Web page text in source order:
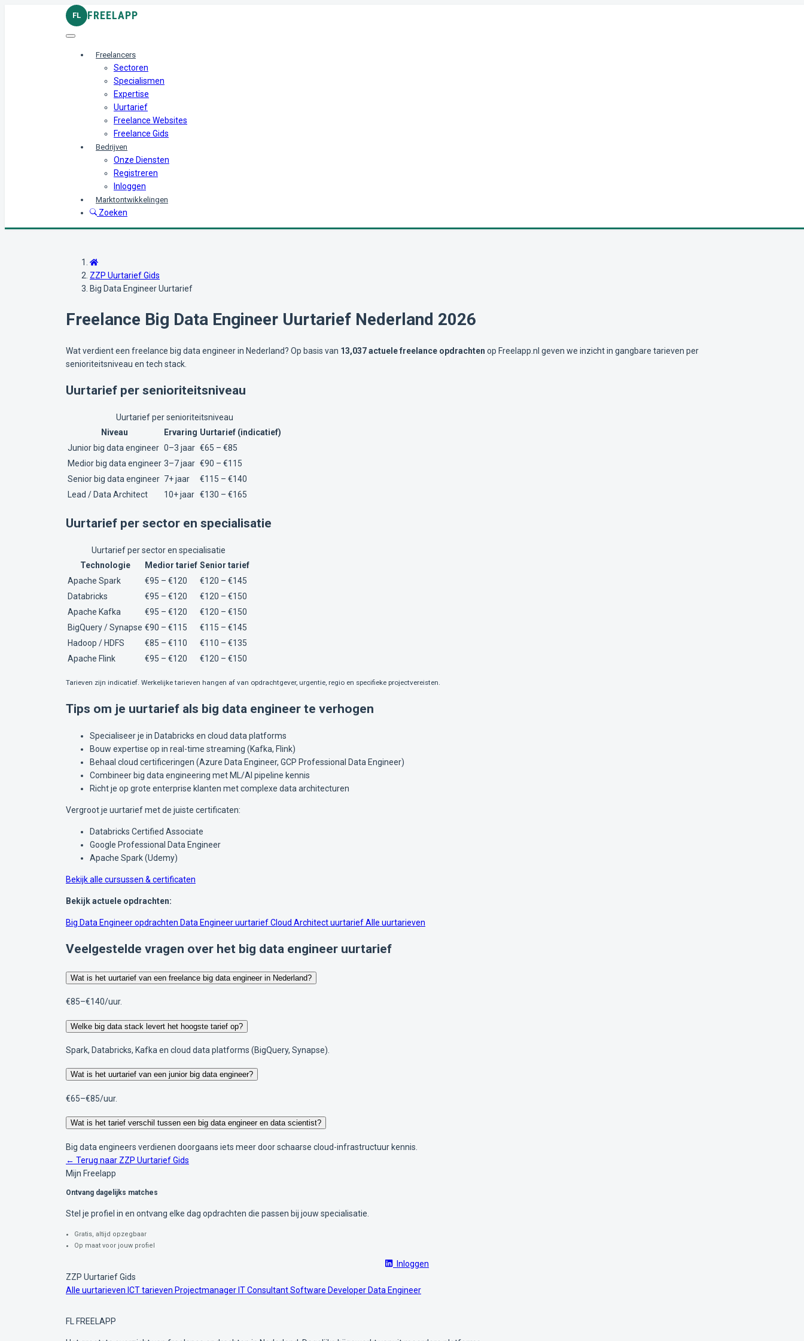
FL FREELAPP
Freelancers
Sectoren
Specialismen
Expertise
Uurtarief
Freelance Websites
Freelance Gids
Bedrijven
Onze Diensten
Registreren
Inloggen
Marktontwikkelingen
Zoeken
ZZP Uurtarief Gids
Big Data Engineer Uurtarief
Freelance Big Data Engineer Uurtarief Nederland 2026
Wat verdient een freelance big data engineer in Nederland? Op basis van 13,037 actuele freelance opdrachten op Freelapp.nl geven we inzicht in gangbare tarieven per
senioriteitsniveau en tech stack.
Uurtarief per senioriteitsniveau
Uurtarief per senioriteitsniveau
Niveau
Ervaring Uurtarief (indicatief)
Junior big data engineer 0–3 jaar €65 – €85
Medior big data engineer 3–7 jaar €90 – €115
Senior big data engineer 7+ jaar
€115 – €140
Lead / Data Architect
10+ jaar €130 – €165
Uurtarief per sector en specialisatie
Uurtarief per sector en specialisatie
Technologie
Medior tarief Senior tarief
Apache Spark
€95 – €120
€120 – €145
Databricks
€95 – €120
€120 – €150
Apache Kafka
€95 – €120
€120 – €150
BigQuery / Synapse €90 – €115
€115 – €145
Hadoop / HDFS
€85 – €110
€110 – €135
Apache Flink
€95 – €120 €120 – €150
Tarieven zijn indicatief. Werkelijke tarieven hangen af van opdrachtgever, urgentie, regio en specifieke projectvereisten.
Tips om je uurtarief als big data engineer te verhogen
Specialiseer je in Databricks en cloud data platforms
Bouw expertise op in real-time streaming (Kafka, Flink)
Behaal cloud certificeringen (Azure Data Engineer, GCP Professional Data Engineer)
Combineer big data engineering met ML/AI pipeline kennis
Richt je op grote enterprise klanten met complexe data architecturen
Vergroot je uurtarief met de juiste certificaten:
Databricks Certified Associate
Google Professional Data Engineer
Apache Spark (Udemy)
Bekijk alle cursussen & certificaten
Bekijk actuele opdrachten:
Big Data Engineer opdrachten Data Engineer uurtariefCloud Architect uurtariefAlle uurtarieven
Veelgestelde vragen over het big data engineer uurtarief
Wat is het uurtarief van een freelance big data engineer in Nederland?
€85–€140/uur.
Welke big data stack levert het hoogste tarief op?
Spark, Databricks, Kafka en cloud data platforms (BigQuery, Synapse).
Wat is het uurtarief van een junior big data engineer?
€65–€85/uur.
Wat is het tarief verschil tussen een big data engineer en data scientist?
Big data engineers verdienen doorgaans iets meer door schaarse cloud-infrastructuur kennis.
← Terug naar ZZP Uurtarief Gids
Mijn Freelapp
Ontvang dagelijks matches
Stel je profiel in en ontvang elke dag opdrachten die passen bij jouw specialisatie.
Gratis, altijd opzegbaar
Op maat voor jouw profiel
Inloggen
ZZP Uurtarief Gids
Alle uurtarieven ICT tarieven ProjectmanagerIT ConsultantSoftware DeveloperData Engineer
FL FREELAPP